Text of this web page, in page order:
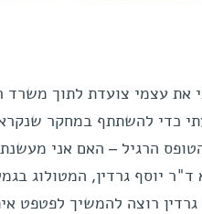
את עצמי צועדת לתוך משרד
כדי להשתתף במחקר
הטופס הרגיל – האם אני
יוסף גרדין, המטולוג
רוצה להמשיך לפטפט